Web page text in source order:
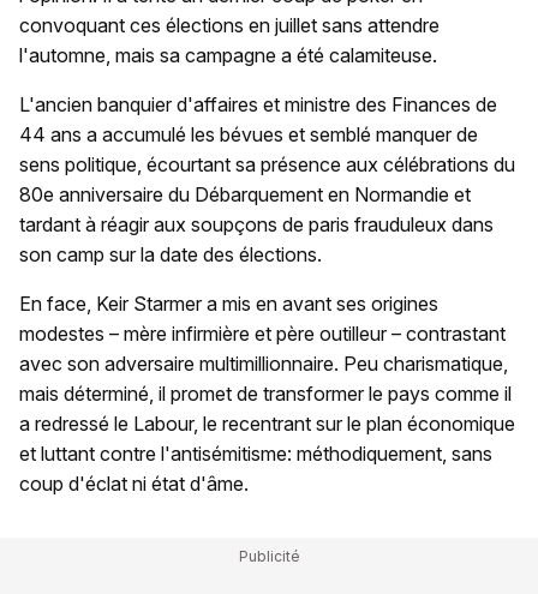
convoquant ces élections en juillet sans attendre
l'automne, mais sa campagne a été calamiteuse.
L'ancien banquier d'affaires et ministre des Finances de
44 ans a accumulé les bévues et semblé manquer de
sens politique, écourtant sa présence aux célébrations du
80e anniversaire du Débarquement en Normandie et
tardant à réagir aux soupçons de paris frauduleux dans
son camp sur la date des élections.
En face, Keir Starmer a mis en avant ses origines
modestes – mère infirmière et père outilleur – contrastant
avec son adversaire multimillionnaire. Peu charismatique,
mais déterminé, il promet de transformer le pays comme il
a redressé le Labour, le recentrant sur le plan économique
et luttant contre l'antisémitisme: méthodiquement, sans
coup d'éclat ni état d'âme.